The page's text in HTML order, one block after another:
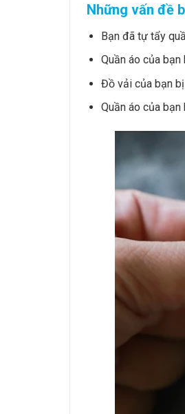
Những vấn đề
Bạn đã tự tẩy
Quần áo của
Đồ vải của bạn
Quần áo của